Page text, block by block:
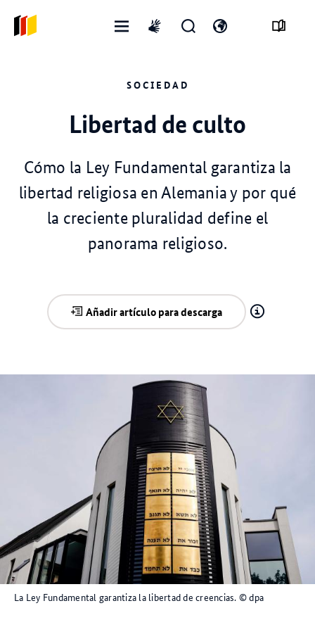
búsqueda
SOCIEDAD
Libertad de culto
Cómo la Ley Fundamental garantiza la
libertad religiosa en Alemania y por qué
la creciente pluralidad define el
panorama religioso.
Añadir artículo para descarga
La Ley Fundamental garantiza la libertad de creencias. © dpa